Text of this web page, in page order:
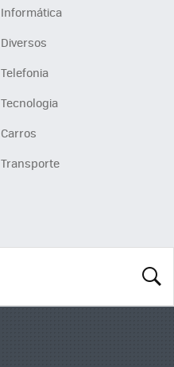
Informática
Diversos
Telefonia
Tecnologia
Carros
Transporte